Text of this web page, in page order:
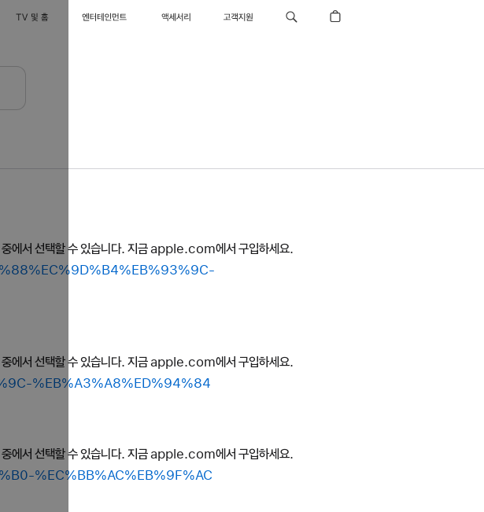
TV 및 홈 엔터테인먼트 액세서리 고객지원
에서 선택할 수 있습니다. 지금 apple.com에서 구입하세요.
에서 선택할 수 있습니다. 지금 apple.com에서 구입하세요.
%EB%A3%A8%ED%94%84
에서 선택할 수 있습니다. 지금 apple.com에서 구입하세요.
%EC%BB%AC%EB%9F%AC